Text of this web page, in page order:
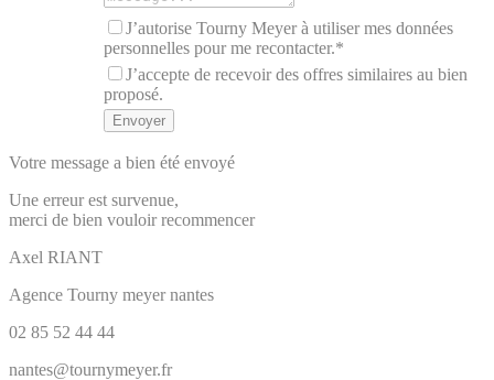
J’autorise Tourny Meyer à utiliser mes données
personnelles pour me recontacter.*
J’accepte de recevoir des offres similaires au bien
proposé.
Votre message a bien été envoyé
Une erreur est survenue,
merci de bien vouloir recommencer
Axel RIANT
Agence Tourny meyer nantes
02 85 52 44 44
nantes@tournymeyer.fr